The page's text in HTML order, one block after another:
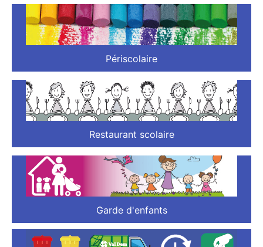
Périscolaire
Restaurant scolaire
Garde d'enfants